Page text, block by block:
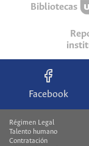
Bibliotecas
Facebook
Régimen Legal
Talento humano
Contratación